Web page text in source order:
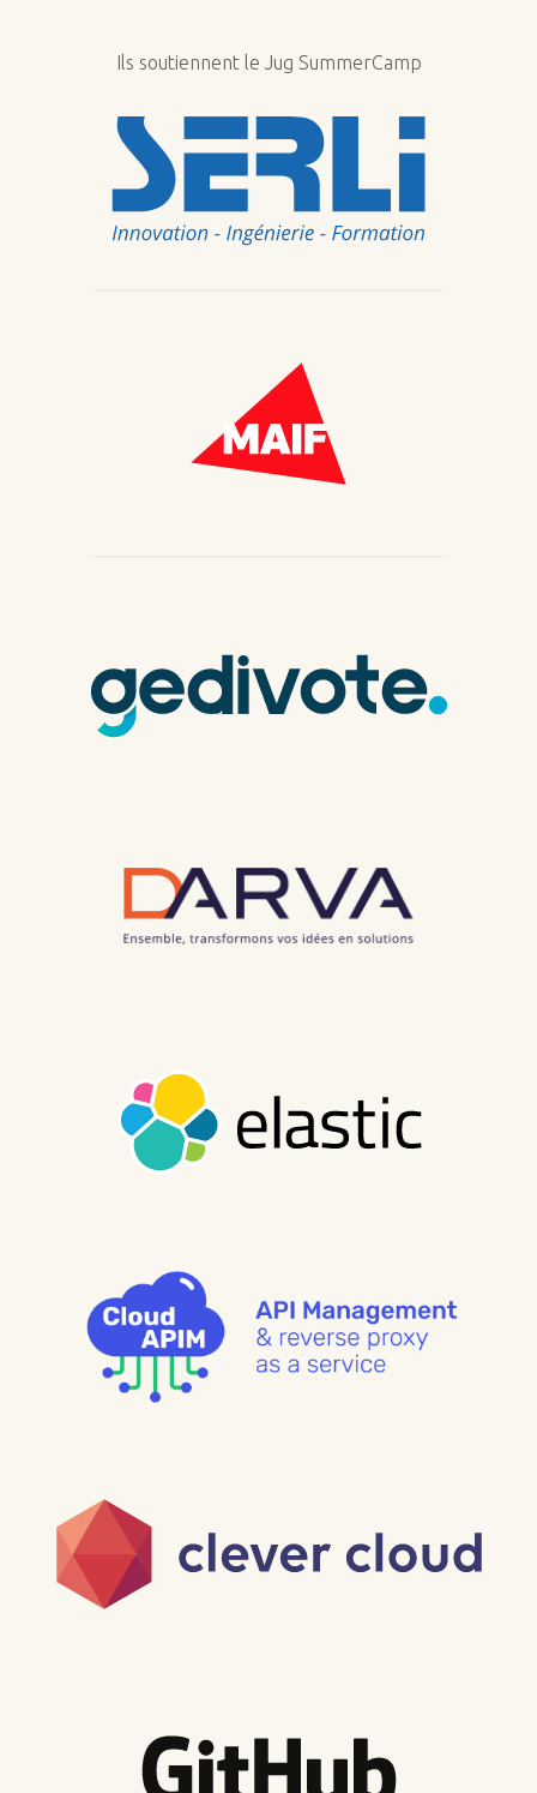
Ils soutiennent le Jug SummerCamp